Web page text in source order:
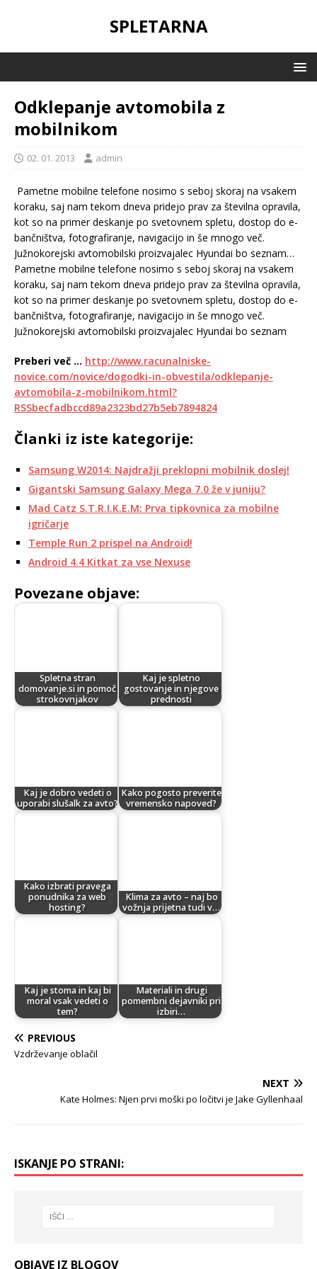
SPLETARNA
Odklepanje avtomobila z
mobilnikom
02. 01. 2013 admin
Pametne mobilne telefone nosimo s seboj skoraj na vsakem
koraku, saj nam tekom dneva pridejo prav za številna opravila,
kot so na primer deskanje po svetovnem spletu, dostop do e-
bančništva, fotografiranje, navigacijo in še mnogo več.
Južnokorejski avtomobilski proizvajalec Hyundai bo seznam…
Pametne mobilne telefone nosimo s seboj skoraj na vsakem
koraku, saj nam tekom dneva pridejo prav za številna opravila,
kot so na primer deskanje po svetovnem spletu, dostop do e-
bančništva, fotografiranje, navigacijo in še mnogo več.
Južnokorejski avtomobilski proizvajalec Hyundai bo seznam
Preberi več … http://www.racunalniske-
novice.com/novice/dogodki-in-obvestila/odklepanje-
avtomobila-z-mobilnikom.html?
RSSbecfadbccd89a2323bd27b5eb7894824
Članki iz iste kategorije:
Samsung W2014: Najdražji preklopni mobilnik doslej!
Gigantski Samsung Galaxy Mega 7.0 že v juniju?
Mad Catz S.T.R.I.K.E.M: Prva tipkovnica za mobilne
igričarje
Temple Run 2 prispel na Android!
Android 4.4 Kitkat za vse Nexuse
Povezane objave:
Spletna stran
domovanje.si in pomoč
strokovnjakov
Kaj je spletno
gostovanje in njegove
prednosti
Kaj je dobro vedeti o
uporabi slušalk za avto?
Kako pogosto preverite
vremensko napoved?
Kako izbrati pravega
ponudnika za web
hosting?
Klima za avto – naj bo
vožnja prijetna tudi v…
Kaj je stoma in kaj bi
moral vsak vedeti o
tem?
Materiali in drugi
pomembni dejavniki pri
izbiri…
PREVIOUS
Vzdrževanje oblačil
NEXT
Kate Holmes: Njen prvi moški po ločitvi je Jake Gyllenhaal
ISKANJE PO STRANI:
OBJAVE IZ BLOGOV